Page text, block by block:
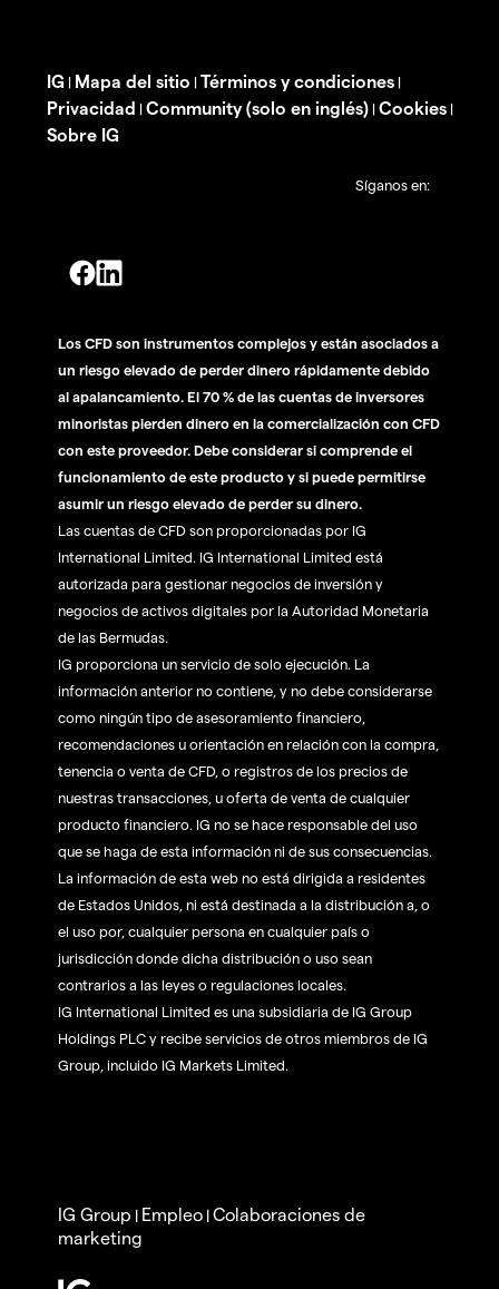
IG | Mapa del sitio | Términos y condiciones |
Privacidad | Community (solo en inglés) | Cookies |
Sobre IG
Síganos en:
Los CFD son instrumentos complejos y están asociados a
un riesgo elevado de perder dinero rápidamente debido
al apalancamiento. El 70 % de las cuentas de inversores
minoristas pierden dinero en la comercialización con CFD
con este proveedor. Debe considerar si comprende el
funcionamiento de este producto y si puede permitirse
asumir un riesgo elevado de perder su dinero.
Las cuentas de CFD son proporcionadas por IG
International Limited. IG International Limited está
autorizada para gestionar negocios de inversión y
negocios de activos digitales por la Autoridad Monetaria
de las Bermudas.
IG proporciona un servicio de solo ejecución. La
información anterior no contiene, y no debe considerarse
como ningún tipo de asesoramiento financiero,
recomendaciones u orientación en relación con la compra,
tenencia o venta de CFD, o registros de los precios de
nuestras transacciones, u oferta de venta de cualquier
producto financiero. IG no se hace responsable del uso
que se haga de esta información ni de sus consecuencias.
La información de esta web no está dirigida a residentes
de Estados Unidos, ni está destinada a la distribución a, o
el uso por, cualquier persona en cualquier país o
jurisdicción donde dicha distribución o uso sean
contrarios a las leyes o regulaciones locales.
IG International Limited es una subsidiaria de IG Group
Holdings PLC y recibe servicios de otros miembros de IG
Group, incluido IG Markets Limited.
IG Group | Empleo |Colaboraciones de
marketing